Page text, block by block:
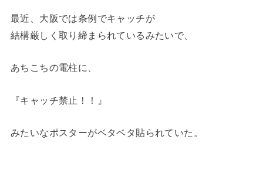
最近、大阪では条例でキャッチが
結構厳しく取り締まられているみたいで、
あちこちの電柱に、
『キャッチ禁止！！』
みたいなポスターがベタベタ貼られていた。